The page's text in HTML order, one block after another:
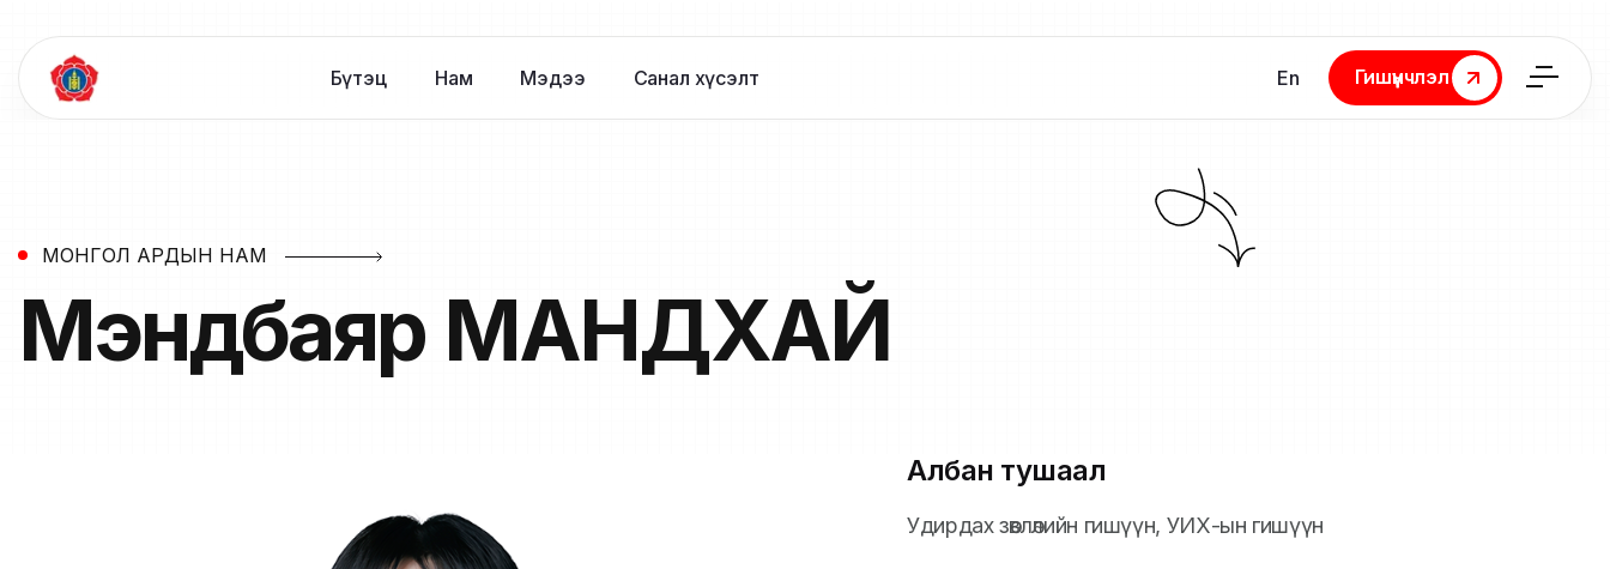
Бүтэц Нам Мэдээ Санал хүсэлт En
Гишүүнчлэл
Гишүүнчлэл
МОНГОЛ АРДЫН НАМ
Мэндбаяр МАНДХАЙ
Албан тушаал
Удирдах зөвлөлийн гишүүн, УИХ-ын гишүүн